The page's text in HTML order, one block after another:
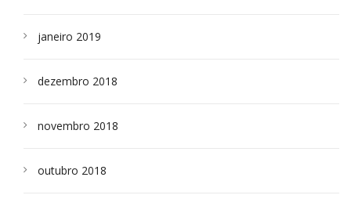
janeiro 2019
dezembro 2018
novembro 2018
outubro 2018